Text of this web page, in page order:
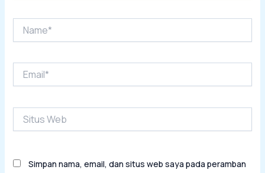
Web
Simpan nama, email, dan situs web saya pada peramban